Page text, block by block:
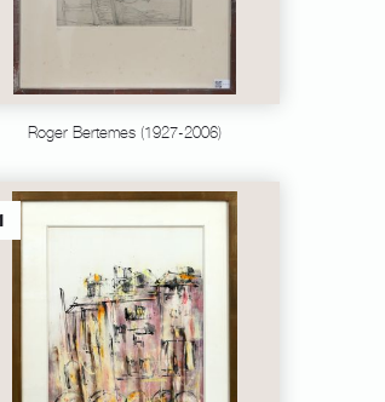
Roger Bertemes (1927-2006)